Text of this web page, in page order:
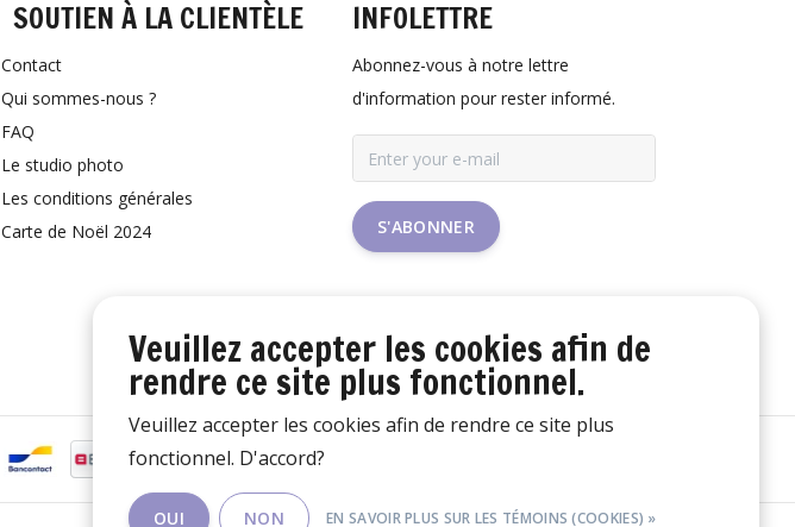
SOUTIEN À LA CLIENTÈLE
Contact
Qui sommes-nous ?
FAQ
Le studio photo
Les conditions générales
Carte de Noël 2024
INFOLETTRE
Abonnez-vous à notre lettre
d'information pour rester informé.
S'ABONNER
Veuillez accepter les cookies afin de
rendre ce site plus fonctionnel.
Veuillez accepter les cookies afin de rendre ce site plus
fonctionnel. D'accord?
OUI NON EN SAVOIR PLUS SUR LES TÉMOINS (COOKIES) »